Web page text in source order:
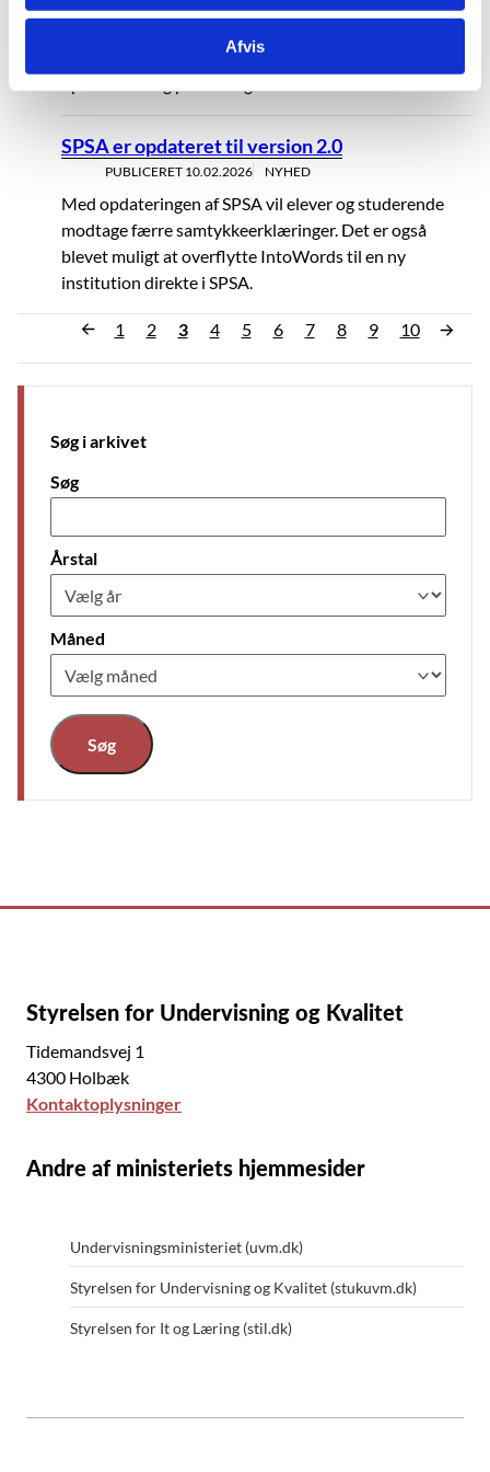
Afvis
rammeaftale vedrørende studiementorforløb og
SPSA er opdateret til version 2.0
PUBLICERET 10.02.2026 NYHED
Med opdateringen af SPSA vil elever og studerende
modtage færre samtykkeerklæringer. Det er også
blevet muligt at overflytte IntoWords til en ny
institution direkte i SPSA.
1 2 3 4 5 6 7 8 9 10
Søg i arkivet
Søg
Årstal
Måned
Søg
Styrelsen for Undervisning og Kvalitet
Tidemandsvej 1
4300 Holbæk
Kontaktoplysninger
Andre af ministeriets hjemmesider
Undervisningsministeriet (uvm.dk)
Styrelsen for Undervisning og Kvalitet (stukuvm.dk)
Styrelsen for It og Læring (stil.dk)